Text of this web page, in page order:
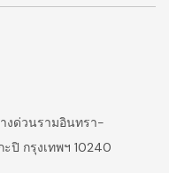
งด่วนรามอินทรา-
ปิ กรุงเทพฯ 10240